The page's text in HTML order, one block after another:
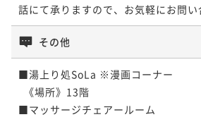
話にて承りますので、お気軽にお問い
その他
■湯上り処SoLa ※漫画コーナー
■マッサージチェアールーム